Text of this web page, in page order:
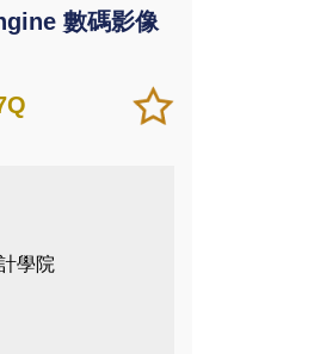
數碼影像
加
入/
儲存
課程
學院